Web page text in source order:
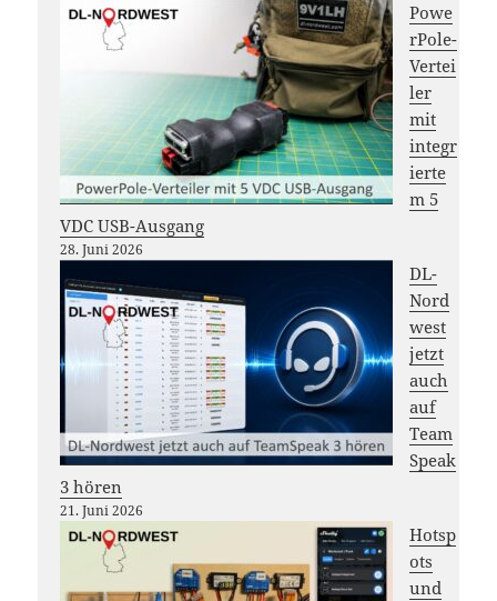
Powe
rPole-
Vertei
ler
mit
integr
ierte
m 5
VDC USB-Ausgang
28. Juni 2026
DL-
Nord
west
jetzt
auch
auf
Team
Speak
3 hören
21. Juni 2026
Hotsp
ots
und